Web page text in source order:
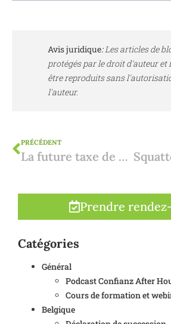
Avis juridique:Les articles de
protégés par le droit d'auteur et
être reproduits sans
l'auteur.
PRÉCÉDENT
La future taxe de sortie : qu'est-ce que cela signifie pour les personnes qui émigrent en Espagne ?
Prendre
Catégories
Général
Podcast Confianz After
Cours de formation et
Belgique